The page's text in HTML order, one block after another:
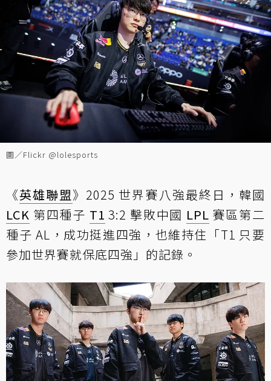
圖／Flickr @lolesports
《英雄聯盟》2025 世界賽八強最終日，韓國
LCK 第四種子 T1 3:2 擊敗中國 LPL 賽區第二
種子 AL，成功挺進四強，也維持住「T1 只要
參加世界賽就保底四強」的記錄。